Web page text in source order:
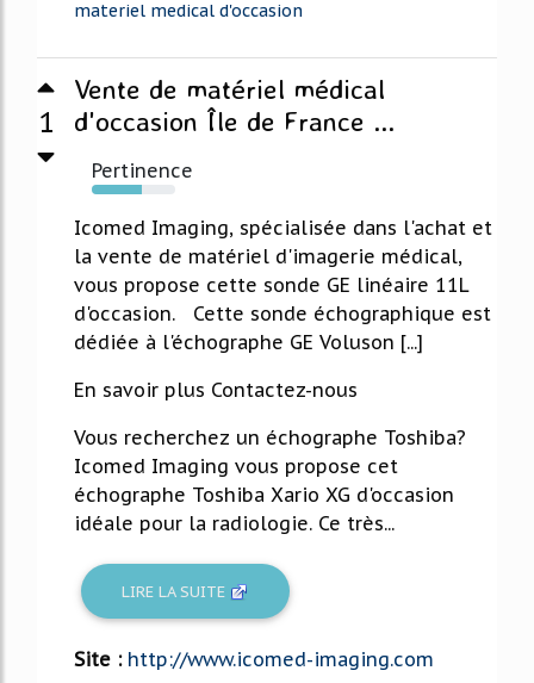
materiel medical d'occasion
1
Vente de matériel médical
d'occasion Île de France ...
Pertinence
60%
Icomed Imaging, spécialisée dans l'achat et
la vente de matériel d'imagerie médical,
vous propose cette sonde GE linéaire 11L
d'occasion. Cette sonde échographique est
dédiée à l'échographe GE Voluson [...]
En savoir plus Contactez-nous
Vous recherchez un échographe Toshiba?
Icomed Imaging vous propose cet
échographe Toshiba Xario XG d'occasion
idéale pour la radiologie. Ce très...
LIRE LA SUITE
Site : http://www.icomed-imaging.com